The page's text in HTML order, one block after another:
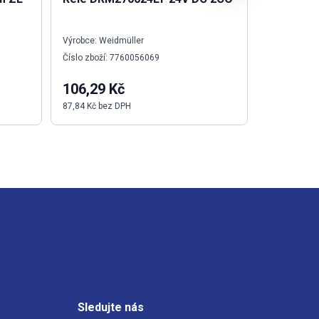
Výrobce: Weidmüller
Číslo zboží: 7760056069
106,29 Kč
87,84 Kč bez DPH
Sledujte nás